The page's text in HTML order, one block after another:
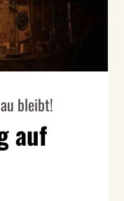
bleibt!
auf